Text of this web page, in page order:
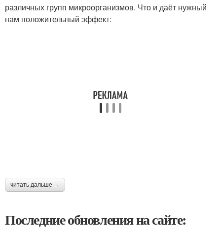
различных групп микроорганизмов. Что и даёт нужный
нам положительный эффект:
читать дальше →
Последние обновления на сайте: